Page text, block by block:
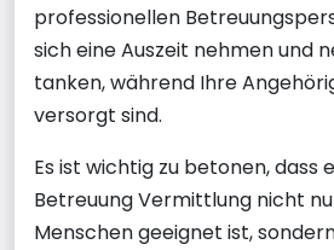
professionellen
sich eine Auszeit nehmen und
tanken, während Ihre
versorgt sind.
Es ist wichtig zu betonen, dass
Betreuung Vermittlung nicht
Menschen geeignet ist,